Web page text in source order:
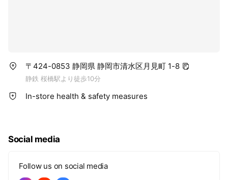
〒424-0853 静岡県 静岡市清水区月見町 1-8
静鉄 桜橋駅より徒歩10分
In-store health & safety measures
Social media
Follow us on social media